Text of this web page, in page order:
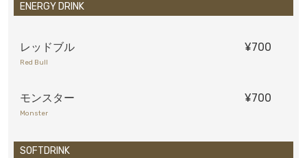
ENERGY DRINK
レッドブル ¥700
Red Bull
モンスター ¥700
Monster
SOFTDRINK